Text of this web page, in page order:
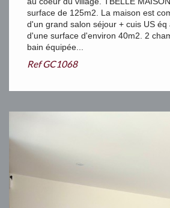
surface de 125m2. La maison est
d'un grand salon séjour + cuis US éq
d'une surface d'environ 40m2. 2
bain équipée...
RefGC1068